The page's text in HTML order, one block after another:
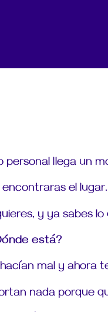
llega un
el lugar.
y ya sabes lo
está?
mal y ahora
nada porque